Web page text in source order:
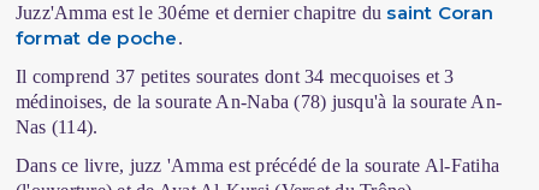
Juzz'Amma est le 30éme et dernier chapitre du saint Coran
format de poche.
Il comprend 37 petites sourates dont 34 mecquoises et 3
médinoises, de la sourate An-Naba (78) jusqu'à la sourate An-
Nas (114).
Dans ce livre, juzz 'Amma est précédé de la sourate Al-Fatiha